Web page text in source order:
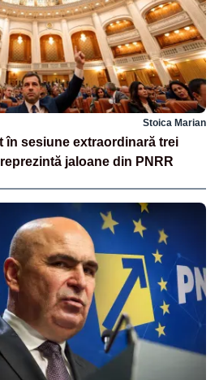
Stoica Marian
în sesiune extraordinară trei
jaloane din PNRR